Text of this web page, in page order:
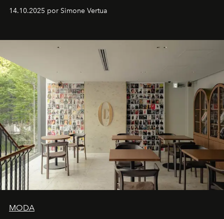
14.10.2025 por Simone Vertua
MODA